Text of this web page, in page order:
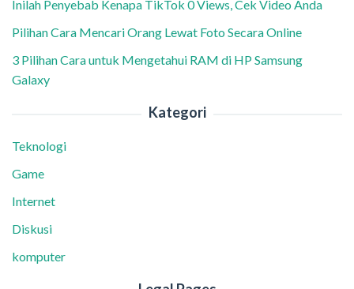
Inilah Penyebab Kenapa TikTok 0 Views, Cek Video Anda
Pilihan Cara Mencari Orang Lewat Foto Secara Online
3 Pilihan Cara untuk Mengetahui RAM di HP Samsung
Galaxy
Kategori
Teknologi
Game
Internet
Diskusi
komputer